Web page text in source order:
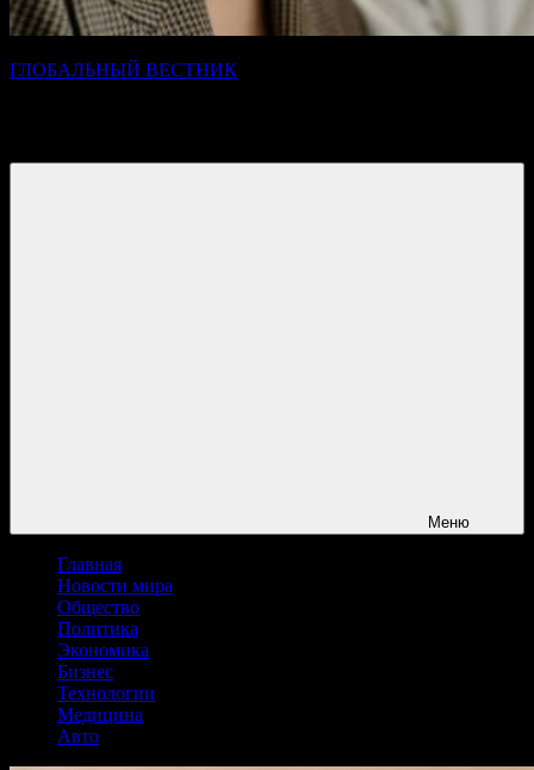
ГЛОБАЛЬНЫЙ ВЕСТНИК
Меню
Главная
Новости мира
Общество
Политика
Экономика
Бизнес
Технологии
Медицина
Авто